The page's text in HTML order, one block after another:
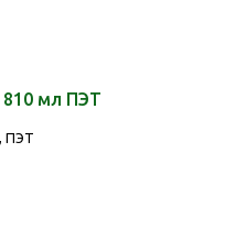
810 мл ПЭТ
ПЭТ